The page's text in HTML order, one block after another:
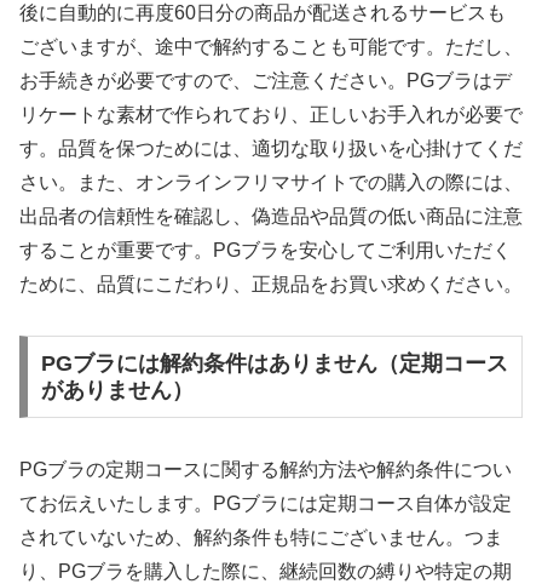
後に自動的に再度60日分の商品が配送されるサービスも
ございますが、途中で解約することも可能です。ただし、
お手続きが必要ですので、ご注意ください。PGブラはデ
リケートな素材で作られており、正しいお手入れが必要で
す。品質を保つためには、適切な取り扱いを心掛けてくだ
さい。また、オンラインフリマサイトでの購入の際には、
出品者の信頼性を確認し、偽造品や品質の低い商品に注意
することが重要です。PGブラを安心してご利用いただく
ために、品質にこだわり、正規品をお買い求めください。
PGブラには解約条件はありません（定期コース
がありません）
PGブラの定期コースに関する解約方法や解約条件につい
てお伝えいたします。PGブラには定期コース自体が設定
されていないため、解約条件も特にございません。つま
り、PGブラを購入した際に、継続回数の縛りや特定の期